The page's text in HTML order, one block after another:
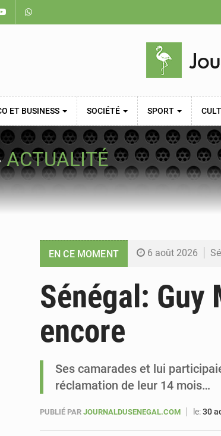
ET BUSINESS SOCIÉTÉ SPORT
ACTUALITÉ
EN CE MOMENT 6 août 2026
5 août 2026
Sénégal:
encore
Ses camarades et lui
réclamation de leur 14 mois…
PUBLIÉ PAR JOURNALDUSENEGAL.COM le:30